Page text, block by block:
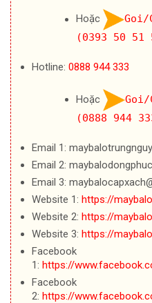
Hoặc
Goi/
(0393 50
Hotline: 0888 944 333
Hoặc
(0888 944
Email 1:
Email 2:
Email 3:
Website 1: https://
Website 2: https://
Website 3: https://
Facebook
1: https://
Facebook
2: https://